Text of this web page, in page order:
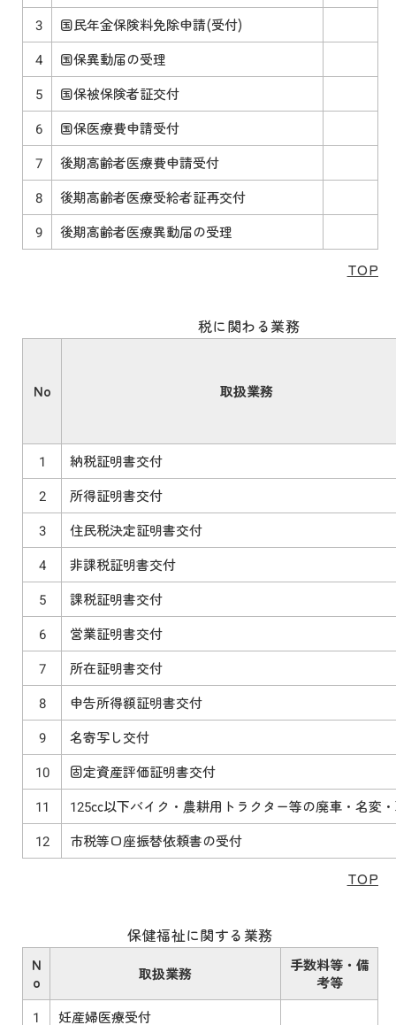
3
国民年金保険料免除申請(受付)
4
国保異動届の受理
5
国保被保険者証交付
6
国保医療費申請受付
7
後期高齢者医療費申請受付
8
後期高齢者医療受給者証再交付
9
後期高齢者医療異動届の受理
TOP
税に関わる業務
No 取扱業務
1
納税証明書交付
2
所得証明書交付
3
住民税決定証明書交付
4
非課税証明書交付
5
課税証明書交付
6
営業証明書交付
7
所在証明書交付
8
申告所得額証明書交付
9
名寄写し交付
10
固定資産評価証明書交付
11
125cc以下バイク・農耕用トラクター等の廃車・名変
12
市税等口座振替依頼書の受付
TOP
保健福祉に関する業務
N
o
取扱業務
手数料等・備
考等
1
妊産婦医療受付